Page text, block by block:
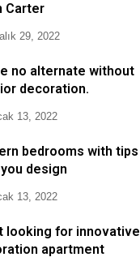
Carter
29, 2022
no alternate without
decoration.
13, 2022
bedrooms with
design
13, 2022
looking for innovative
apartment